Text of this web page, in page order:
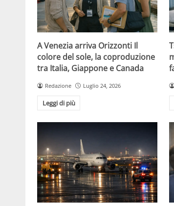
A Venezia arriva Orizzonti Il
colore del sole, la coproduzione
tra Italia, Giappone e Canada
Redazione Luglio 24, 2026
Leggi di più